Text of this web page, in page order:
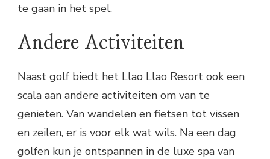
te gaan in het spel.
Andere Activiteiten
Naast golf biedt het Llao Llao Resort ook een
scala aan andere activiteiten om van te
genieten. Van wandelen en fietsen tot vissen
en zeilen, er is voor elk wat wils. Na een dag
golfen kun je ontspannen in de luxe spa van